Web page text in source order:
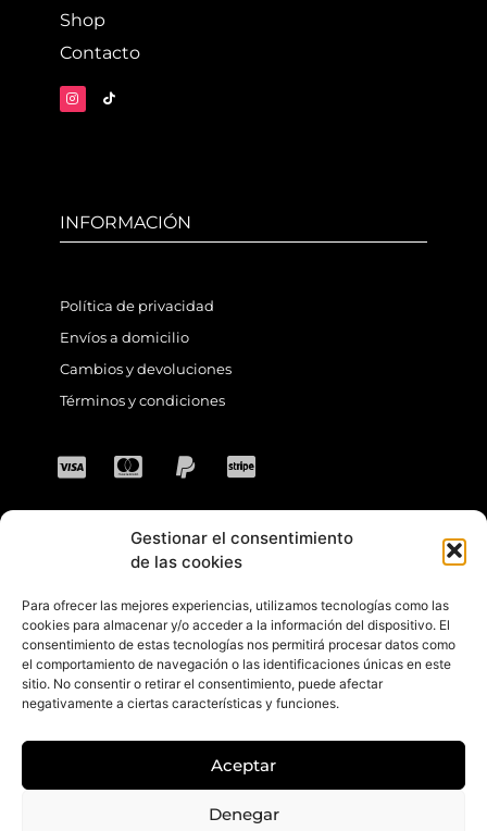
Gestionar el consentimiento
de las cookies
Para ofrecer las mejores experiencias, utilizamos tecnologías como las
cookies para almacenar y/o acceder a la información del dispositivo. El
consentimiento de estas tecnologías nos permitirá procesar datos como
el comportamiento de navegación o las identificaciones únicas en este
sitio. No consentir o retirar el consentimiento, puede afectar
negativamente a ciertas características y funciones.
Aceptar
Denegar
Shop
Contacto
INFORMACIÓN
Política de privacidad
Envíos a domicilio
Cambios y devoluciones
Términos y condiciones
CONTACTO
Dirección: C. Sta. María Magdalena, 14,
41701 Dos Hermanas, Sevilla, España
Teléfono +34 694 46 69 91
hs y 17:30 a 20:30 hs. Sábados de 10:30 a
E-mail: contacto@gretacloset.com